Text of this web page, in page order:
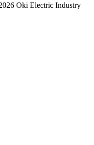
Oki Electric Industry